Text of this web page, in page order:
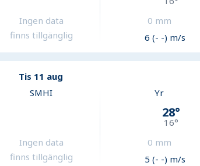
Ingen data
finns tillgänglig
0 mm
6 (- -) m/s
Tis 11 aug
SMHI
Ingen data
finns tillgänglig
Yr
28°
16°
0 mm
5 (- -) m/s